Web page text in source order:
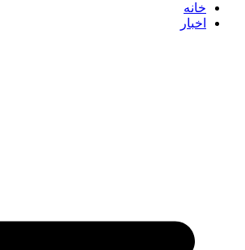
خانه
اخبار